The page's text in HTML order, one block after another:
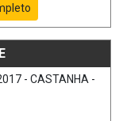
- CASTANHA -